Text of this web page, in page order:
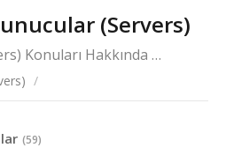
(Servers)
Konuları Hakkında …
/
(59)